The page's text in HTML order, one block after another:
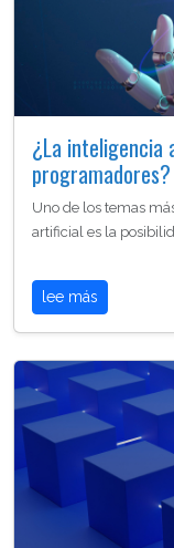
¿La
programadores?
Uno de los temas
artificial es la
lee más